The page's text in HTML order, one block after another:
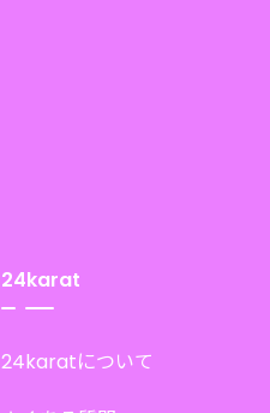
24karat
24karatについて